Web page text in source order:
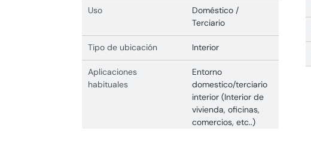
Uso
Doméstico /
Terciario
Tipo de ubicación Interior
Aplicaciones
habituales
Entorno
domestico/terciario
interior (Interior de
vivienda, oficinas,
comercios, etc..)